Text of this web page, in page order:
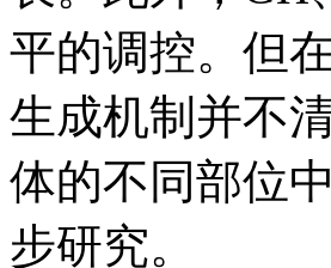
平的调控。但
生成机制并不
体的不同部位
步研究。